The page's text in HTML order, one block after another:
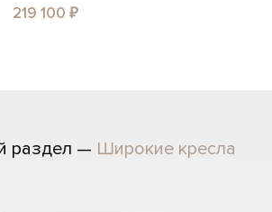
219 100 ₽
раздел — Широкие кресла